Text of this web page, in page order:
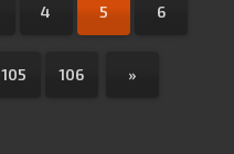
4 5 6
105 106 »